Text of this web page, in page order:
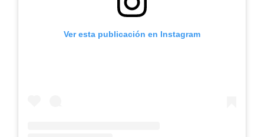
Ver esta publicación en Instagram